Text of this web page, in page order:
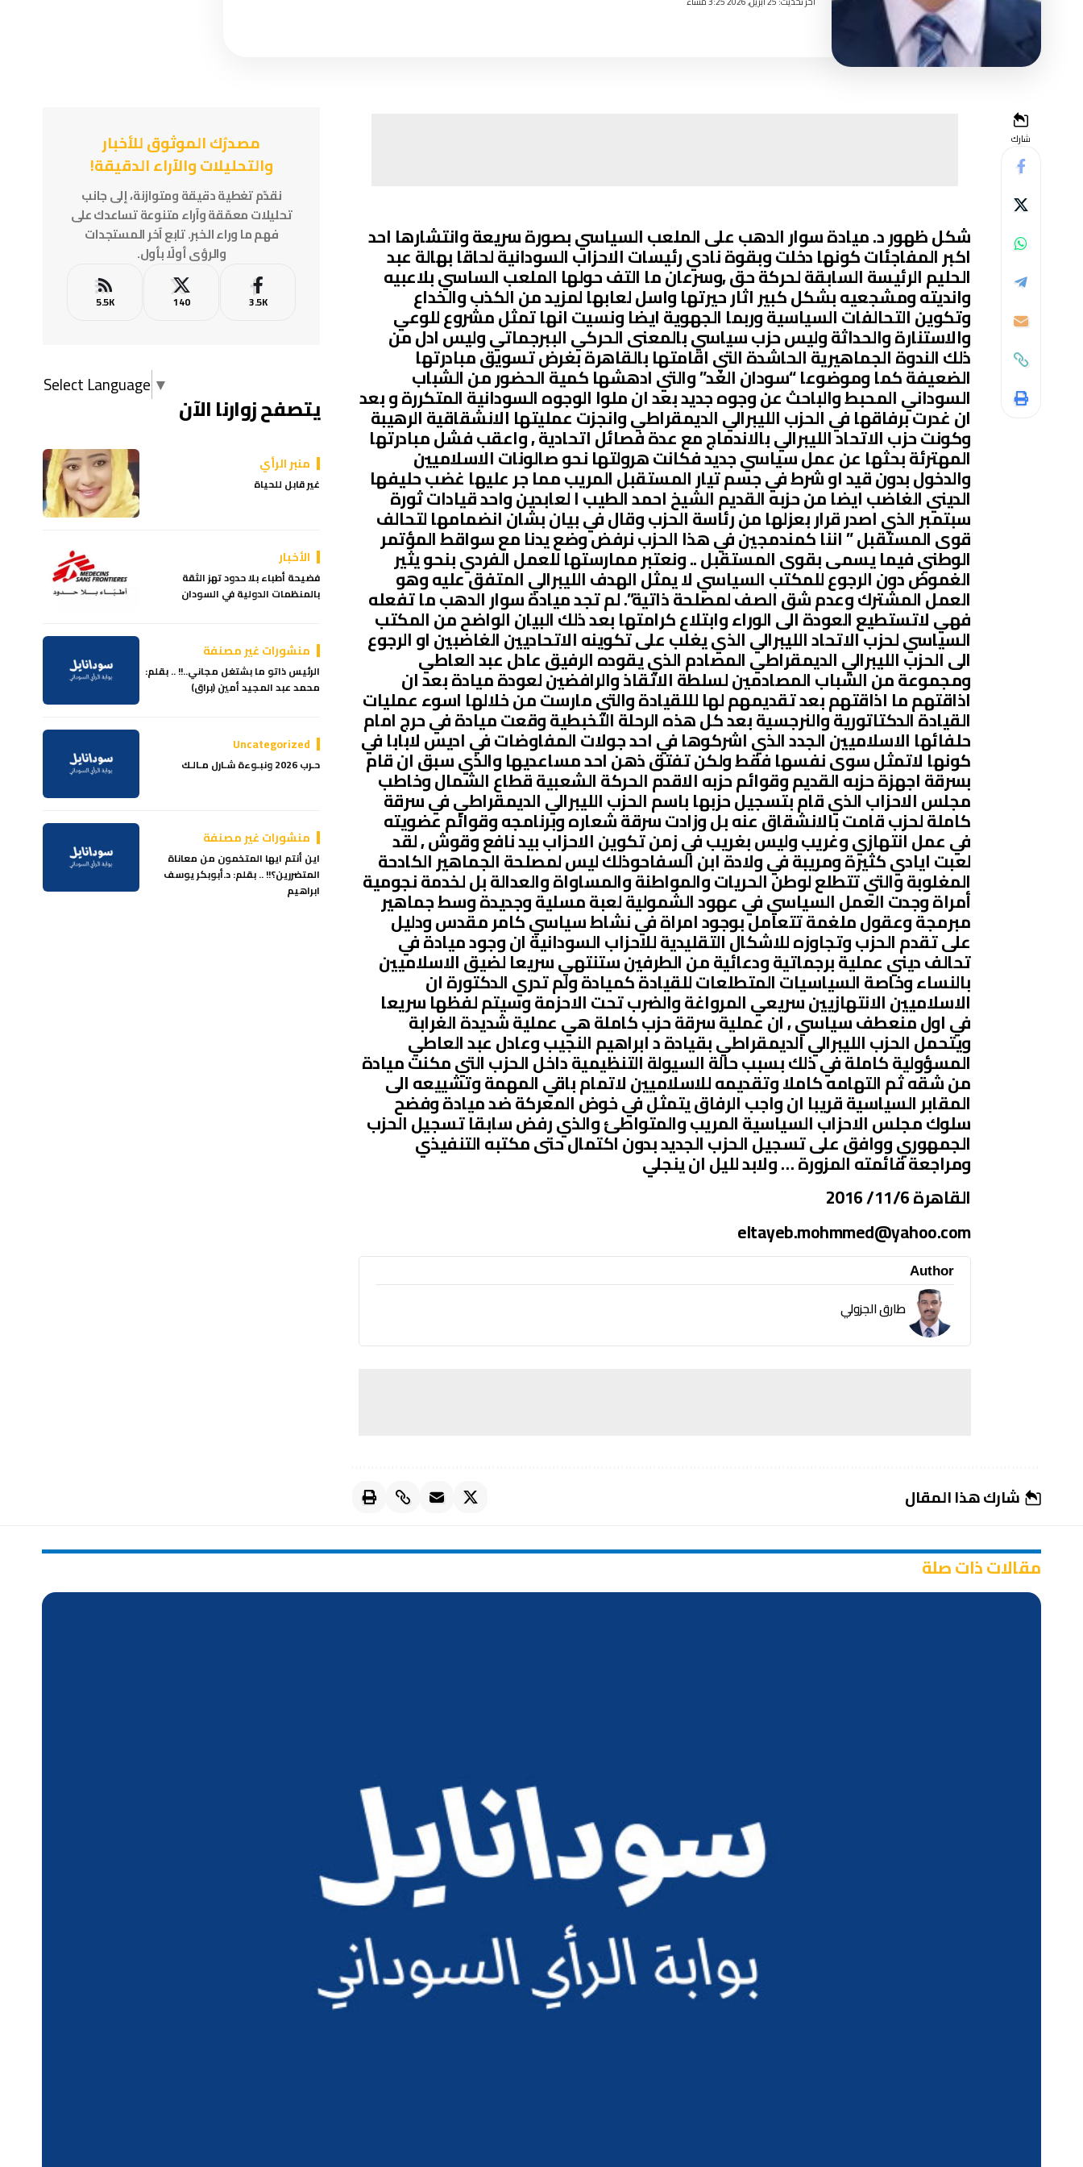
شارك
شكل ظهور د. ميادة سوار الدهب على الملعب السياسي بصورة سريعة وانتشارها احد
اكبر المفاجئات كونها دخلت وبقوة نادي رئيسات الاحزاب السودانية لحاقا بهالة عبد
الحليم الرئيسة السابقة لحركة حق ,وسرعان ما التف حولها الملعب الساسي بلاعبيه
وانديته ومشجعيه بشكل كبير اثار حيرتها واسل لعابها لمزيد من الكذب والخداع
وتكوين التحالفات السياسية وربما الجهوية ايضا ونسيت انها تمثل مشروع للوعي
والاستنارة والحداثة وليس حزب سياسي بالمعنى الحركي الببرجماتي وليس ادل من
ذلك الندوة الجماهيرية الحاشدة التي اقامتها بالقاهرة بغرض تسويق مبادرتها
الضعيفة كما وموضوعا “سودان الغد” والتي ادهشها كمية الحضور من الشباب
السوداني المحبط والباحث عن وجوه جديد بعد ان ملوا الوجوه السودانية المتكررة و بعد
ان غدرت برفاقها في الحزب الليبرالي الديمقراطي وانجزت عمليتها الانشقاقية الرهيبة
وكونت حزب الاتحاد الليبرالي بالاندماج مع عدة فصائل اتحادية , واعقب فشل مبادرتها
المهترئة بحثها عن عمل سياسي جديد فكانت هرولتها نحو صالونات الاسلاميين
والدخول بدون قيد او شرط في جسم تيار المستقبل المريب مما جر عليها غضب حليفها
الديني الغاضب ايضا من حزبه القديم الشيخ احمد الطيب ا لعابدين واحد قيادات ثورة
سبتمبر الذي اصدر قرار بعزلها من رئاسة الحزب وقال في بيان بشان انضمامها لتحالف
قوى المستقبل ” اننا كمندمجين في هذا الحزب نرفض وضع يدنا مع سواقط المؤتمر
الوطني فيما يسمى بقوى المستقبل .. ونعتبر ممارستها للعمل الفردي بنحو يثير
الغموض دون الرجوع للمكتب السياسي لا يمثل الهدف الليبرالي المتفق عليه وهو
العمل المشترك وعدم شق الصف لمصلحة ذاتية”. لم تجد ميادة سوار الدهب ما تفعله
فهي لاتستطيع العودة الى الوراء وابتلاع كرامتها بعد ذلك البيان الواضح من المكتب
السياسي لحزب الاتحاد الليبرالي الذي يغلب على تكوينه الاتحاديين الغاضبين او الرجوع
الى الحزب الليبرالي الديمقراطي المصادم الذي يقوده الرفيق عادل عبد العاطي
ومجموعة من الشباب المصادمين لسلطة الاتقاذ والرافضين لعودة ميادة بعد ان
اذاقتهم ما اذاقتهم بعد تقديمهم لها لللقيادة والتي مارست من خلالها اسوء عمليات
القيادة الدكتاتورية والنرجسية بعد كل هذه الرحلة التخبطية وقعت ميادة في حرج امام
حلفائها الاسلاميين الجدد الذي اشركوها في احد جولات المفاوضات في اديس لابابا في
كونها لاتمثل سوى نفسها فقط ولكن تفتق ذهن احد مساعديها والذي سبق ان قام
بسرقة اجهزة حزبه القديم وقوائم حزبه الاقدم الحركة الشعبية قطاع الشمال وخاطب
مجلس الاحزاب الذي قام بتسجيل حزبها باسم الحزب الليبرالي الديمقراطي في سرقة
كاملة لحزب قامت بالانشقاق عنه بل وزادت سرقة شعاره وبرنامجه وقوائم عضويته
في عمل انتهازي وغريب وليس بغريب في زمن تكوين الاحزاب بيد نافع وقوش , لقد
لعبت ايادي كثيرة ومريبة في ولادة ابن السفاحوذلك ليس لمصلحة الجماهير الكادحة
المغلوبة والتي تتطلع لوطن الحريات والمواطنة والمساواة والعدالة بل لخدمة نجومية
أمراة وجدت العمل السياسي في عهود الشمولية لعبة مسلية وجديدة وسط جماهير
مبرمجة وعقول ملغمة تتعامل بوجود امراة في نشاط سياسي كامر مقدس ودليل
على تقدم الحزب وتجاوزه للاشكال التقليدية للاحزاب السودانية ان وجود ميادة في
تحالف ديني عملية برجماتية ودعائية من الطرفين ستنتهي سريعا لضيق الاسلاميين
بالنساء وخاصة السياسيات المتطلعات للقيادة كميادة ولم تدري الدكتورة ان
الاسلاميين الانتهازيين سريعي المرواغة والضرب تحت الاحزمة وسيتم لفظها سريعا
في اول منعطف سياسي , ان عملية سرقة حزب كاملة هي عملية شديدة الغرابة
ويتحمل الحزب الليبرالي الديمقراطي بقيادة د ابراهيم النجيب وعادل عبد العاطي
المسؤولية كاملة في ذلك بسبب حالة السيولة التنظيمية داخل الحزب التي مكنت ميادة
من شقه ثم التهامه كاملا وتقديمه للاسلاميين لاتمام باقي المهمة وتشييعه الى
المقابر السياسية قريبا ان واجب الرفاق يتمثل في خوض المعركة ضد ميادة وفضح
سلوك مجلس الاحزاب السياسية المريب والمتواطئ والذي رفض سابقا تسجيل الحزب
الجمهوري ووافق على تسجيل الحزب الجديد بدون اكتمال حتى مكتبه التنفيذي
ومراجعة قائمته المزورة … ولابد لليل ان ينجلي
القاهرة 11/6/ 2016
eltayeb.mohmmed@yahoo.com
Author
طارق الجزولي
شارك هذا المقال
مصدرُك الموثوق للأخبار
والتحليلات والآراء الدقيقة!
نقدّم تغطية دقيقة ومتوازنة، إلى جانب
تحليلات معمّقة وآراء متنوعة تساعدك على
فهم ما وراء الخبر. تابع آخر المستجدات
والرؤى أولًا بأول.
3.5K
140
5.5K
Select Language ▼
يتصفح زوارنا الآن
منبر الرأي
غير قابل للحياة
الأخبار
فضيحة أطباء بلا حدود تهز الثقة
بالمنظمات الدولية في السودان
منشورات غير مصنفة
الرئيس ذاتو ما بشتغل مجاني..!! .. بقلم:
محمد عبد المجيد أمين (براق)
Uncategorized
حـرب 2026 ونبـوءة شـارل مـالـك
منشورات غير مصنفة
اين أنتم ايها المتخمون من معاناة
المتضررين؟!! .. بقلم: د.أبوبكر يوسف
ابراهيم
مقالات ذات صلة